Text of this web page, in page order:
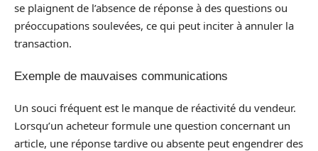
se plaignent de l’absence de réponse à des questions ou
préoccupations soulevées, ce qui peut inciter à annuler la
transaction.
Exemple de mauvaises communications
Un souci fréquent est le manque de réactivité du vendeur.
Lorsqu’un acheteur formule une question concernant un
article, une réponse tardive ou absente peut engendrer des